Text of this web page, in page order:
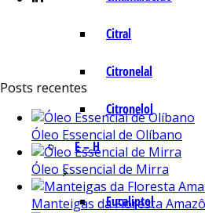
Citral
Citronelal
Citronelol
E – H
Eucaliptol
Posts recentes
Óleo Essencial de Olíbano
Óleo Essencial de Mirra
Manteigas da Floresta